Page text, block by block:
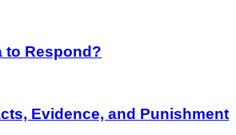
to Respond?
Evidence, and Punishment